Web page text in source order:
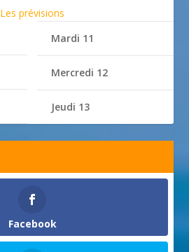
Les prévisions
Mardi 11
Mercredi 12
Jeudi 13
Facebook